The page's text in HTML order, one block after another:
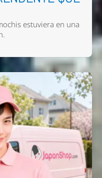
estuviera en una